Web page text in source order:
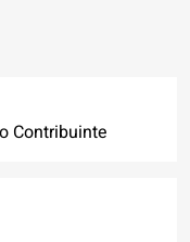
Contribuinte